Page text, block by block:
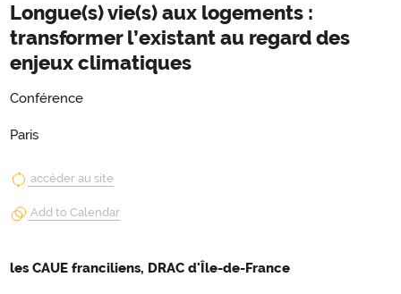
Longue(s) vie(s) aux logements :
transformer l’existant au regard des
enjeux climatiques
Conférence
Paris
accéder au site
Add to Calendar
les CAUE franciliens, DRAC d'Île-de-France